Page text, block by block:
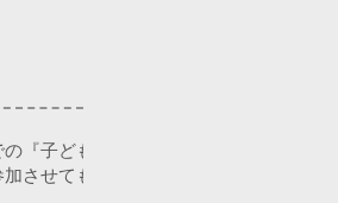
『子ども
させても